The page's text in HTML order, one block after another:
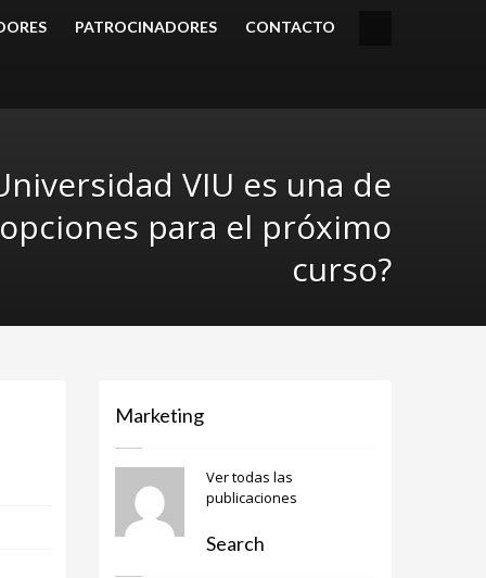
PATROCINADORES CONTACTO
VIU es una de
para el próximo
curso?
Marketing
Ver todas las
publicaciones
Search